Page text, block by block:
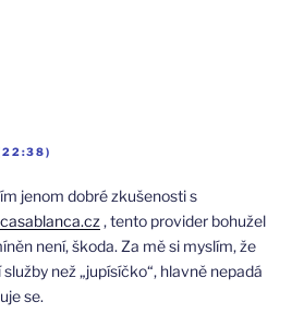
jenom dobré zkušenosti s
, tento provider bohužel
není, škoda. Za mě si myslím, že
než „jupísíčko“, hlavně nepadá
se.